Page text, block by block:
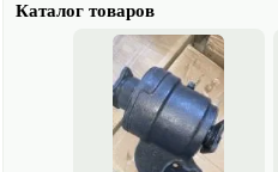
Каталог товаров